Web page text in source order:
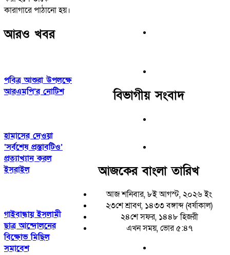
কারাগারে পাঠানো হয়।
আরও খবর
পবিত্র আশুরা উপলক্ষে
আরএমপি’র নোটিশ
হামাসের দেওয়া
‘সর্বশেষ প্রস্তাবটিও’
প্রত্যাখ্যান করল
ইসরাইল
গাইবান্ধায় ইসলামী
ছাত্র আন্দোলনের
বিক্ষোভ মিছিল
সমাবেশ
বিভাগীয় সংবাদ
আজকের বাংলা তারিখ
আজ শনিবার, ৮ই আগস্ট, ২০২৬ ইং
২৩শে শ্রাবণ, ১৪৩৩ বঙ্গাব্দ (বর্ষাকাল)
২৪শে সফর, ১৪৪৮ হিজরী
এখন সময়, ভোর ৫:৪৭